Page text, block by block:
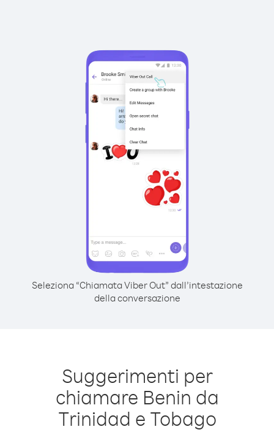
Seleziona “Chiamata Viber Out” dall’intestazione
della conversazione
Suggerimenti per
chiamare Benin da
Trinidad e Tobago